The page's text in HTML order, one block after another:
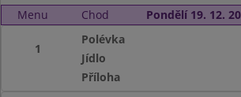
Menu Chod Pondělí 19. 12.
1
Polévka
Jídlo
Příloha